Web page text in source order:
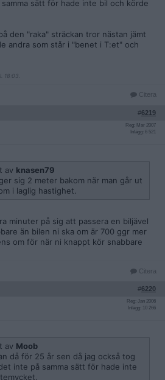
sätt för hade inte bil och körde
den "raka" sträckan tror nästan jämt
andra som står i "benet i T:et" och
18:03.
Citera
#6219
Reg: Mar 2007
Inlägg: 6 521
av knasen79
sig 2 meter bakom när man går ut
i laglig hastighet.
minuter på sig att passera en biljävel
än bilen ni ska om är 700 ggr mer
om för när ni knappt kör snabbare
Citera
#6220
Reg: Jan 2006
Inlägg: 10 266
av Moob
då för 25 år sen då jag också tog
inte på samma sätt för hade inte